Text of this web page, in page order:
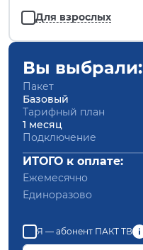
Для взрослых
Вы выбрали:
Пакет
Базовый
Тарифный план
1 месяц
Подключение
ИТОГО к оплате:
Ежемесячно
Единоразово
Я — абонент ПАКТ ТВ